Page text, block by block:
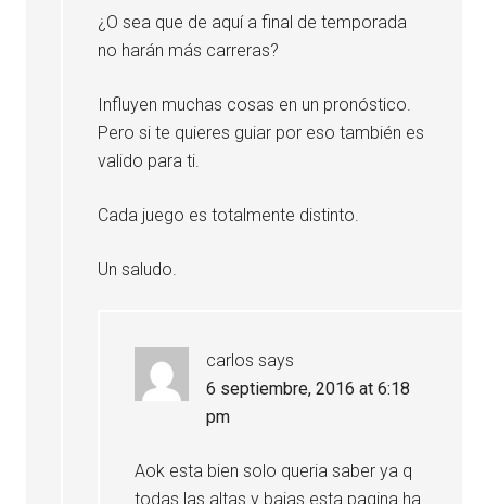
¿O sea que de aquí a final de temporada
no harán más carreras?
Influyen muchas cosas en un pronóstico.
Pero si te quieres guiar por eso también es
valido para ti.
Cada juego es totalmente distinto.
Un saludo.
carlos says
6 septiembre, 2016 at 6:18
pm
Aok esta bien solo queria saber ya q
todas las altas y bajas esta pagina ha